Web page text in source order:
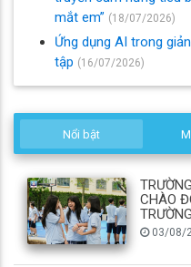
mắt em” (18/07/2026)
Ứng dụng AI trong
tập (16/07/2026)
Nổi bật
CHÀO
TRƯỜNG
03/08/